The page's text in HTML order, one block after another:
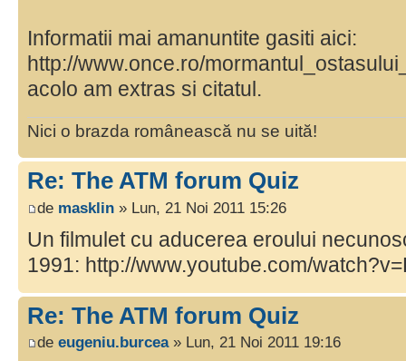
Informatii mai amanuntite gasiti aici:
http://www.once.ro/
acolo am extras si citatul.
Nici o brazda românească nu se uită!
Re: The ATM forum Quiz
de masklin » Lun, 21 Noi 2011 15:26
Un filmulet cu aducerea eroului
1991: http://www.youtube.com/
Re: The ATM forum Quiz
de eugeniu.burcea» Lun, 21 Noi 2011 19:16